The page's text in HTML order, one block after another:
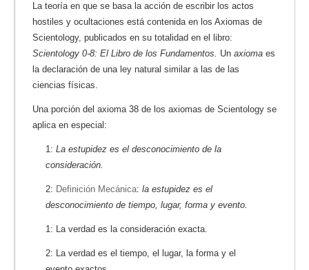
La teoría en que se basa la acción de escribir los actos
hostiles y ocultaciones está contenida en los Axiomas de
Scientology, publicados en su totalidad en el libro:
Scientology 0-8: El Libro de los Fundamentos. Un axioma es
la declaración de una ley natural similar a las de las
ciencias físicas.
Una porción del axioma 38 de los axiomas de Scientology se
aplica en especial:
1: La estupidez es el desconocimiento de la
consideración.
2: Definición Mecánica: la estupidez es el
desconocimiento de tiempo, lugar, forma y evento.
1: La verdad es la consideración exacta.
2: La verdad es el tiempo, el lugar, la forma y el